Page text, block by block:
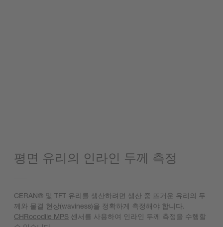
평면 유리의 인라인 두께 측정
CERAN® 및 TFT 유리를 생산하려면 생산 중 뜨거운 유리의 두
께와 물결 현상(waviness)을 정확하게 측정해야 합니다.
CHRocodile MPS 센서를 사용하여 인라인 두께 측정을 수행할